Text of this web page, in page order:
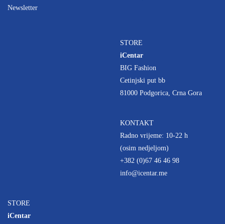
Newsletter
STORE
iCentar
BIG Fashion
Cetinjski put bb
81000 Podgorica, Crna Gora
KONTAKT
Radno vrijeme: 10-22 h
(osim nedjeljom)
+382 (0)67 46 46 98
info@icentar.me
STORE
iCentar